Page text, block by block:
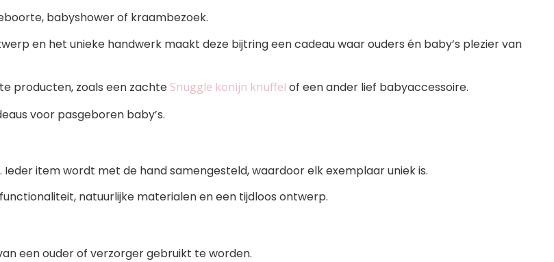
babyshower of kraambezoek.
en het unieke handwerk maakt deze bijtring een cadeau waar ouders én baby’s plezier van
producten, zoals een zachte Snuggle konijn knuffel of een ander lief babyaccessoire.
voor pasgeboren baby’s.
item wordt met de hand samengesteld, waardoor elk exemplaar uniek is.
natuurlijke materialen en een tijdloos ontwerp.
een ouder of verzorger gebruikt te worden.